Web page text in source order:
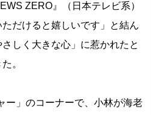
ZERO』（日本テレビ系）
だけると嬉しいです」と結ん
しく大きな心」に惹かれたと
。
」のコーナーで、小林が海老